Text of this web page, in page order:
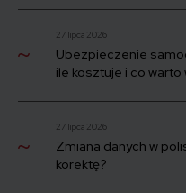
27 lipca 2026
Ubezpieczenie
ile kosztuje i co warto
27 lipca 2026
Zmiana danych w
korektę?